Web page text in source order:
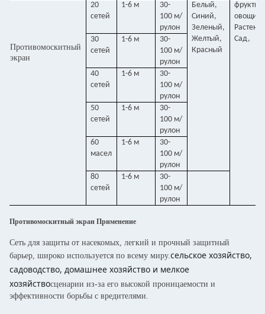
Противомоскитный
экран
20
сетей
1-6 м
30-
100 м/
рулон
Белый,
Синий,
Зеленый,
Желтый,
Красный
фрукты,
овощи,
Сад,
30
сетей
1-6 м
30-
100 м/
рулон
40
сетей
1-6 м
30-
100 м/
рулон
50
сетей
1-6 м
30-
100 м/
рулон
60
масел
1-6 м
30-
100 м/
рулон
80
сетей
1-6 м
30-
100 м/
рулон
Противомоскитный экран Применение
Сеть для защиты от насекомых, легкий и прочный защитный
барьер, широко используется по всему миру.сельское хозяйство,
садоводство, домашнее хозяйство и мелкое
хозяйствосценарии из-за его высокой проницаемости и
эффективности борьбы с вредителями.